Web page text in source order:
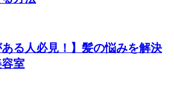
ある人必見！】髪の悩みを解決
室